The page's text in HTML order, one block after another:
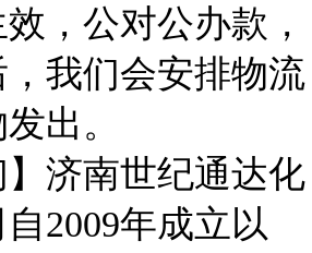
效，公对公办款，
我们会安排物流
出。
】济南世纪通达化
2009年成立以